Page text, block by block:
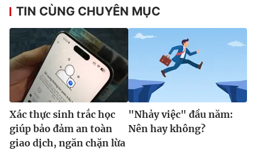
TIN CÙNG CHUYÊN MỤC
Xác thực sinh trắc học
giúp bảo đảm an toàn
giao dịch, ngăn chặn lừa
"Nhảy việc" đầu năm:
Nên hay không?